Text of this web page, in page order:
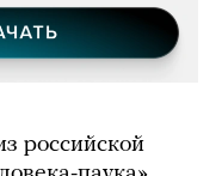
российской